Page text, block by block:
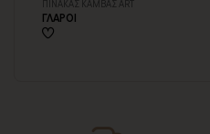
ΠΙΝΑΚΑΣ ΚΑΜΒΑΣ ART
ΓΛΑΡΟΙ